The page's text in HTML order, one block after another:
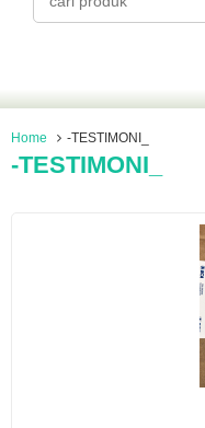
Home -TESTIMONI_
-TESTIMONI_